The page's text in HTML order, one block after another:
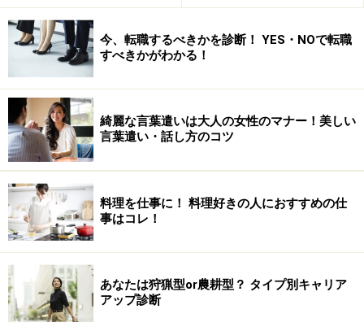
今、転職するべきかを診断！ YES・NOで転職
すべきかがわかる！
綺麗な言葉遣いは大人の女性のマナー！美しい
言葉遣い・話し方のコツ
料理を仕事に！ 料理好きの人におすすめの仕
事はコレ！
あなたは狩猟型or農耕型？ タイプ別キャリア
アップ診断